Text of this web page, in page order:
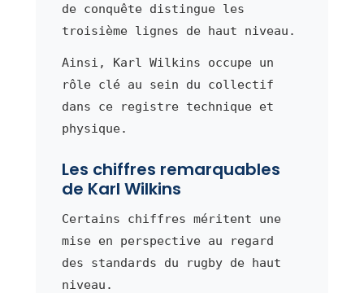
de conquête distingue les
troisième lignes de haut niveau.
Ainsi, Karl Wilkins occupe un
rôle clé au sein du collectif
dans ce registre technique et
physique.
Les chiffres remarquables
de Karl Wilkins
Certains chiffres méritent une
mise en perspective au regard
des standards du rugby de haut
niveau.